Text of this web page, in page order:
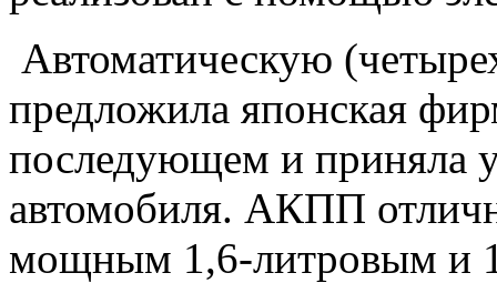
Автоматическую
предложила японская
последующем и приняла
автомобиля. АКПП
мощным 1,6-литровым и